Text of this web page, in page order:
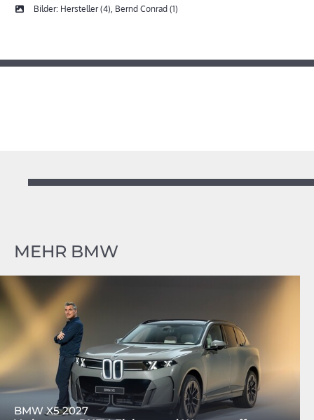
Bilder: Hersteller (4), Bernd Conrad (1)
MEHR BMW
BMW X5 2027